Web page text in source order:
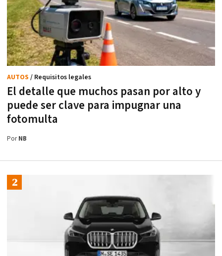
El detalle que muchos pasan por alto y
puede ser clave para impugnar una
fotomulta
AUTOS / Requisitos legales
PorNB